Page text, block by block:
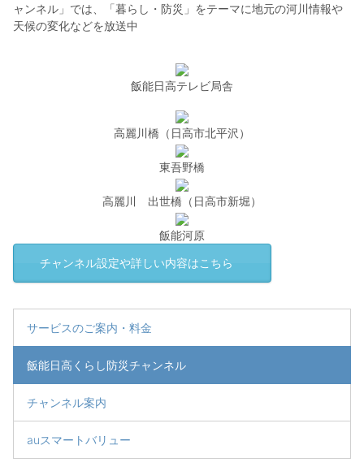
ャンネル」では、「暮らし・防災」をテーマに地元の河川情報や
天候の変化などを放送中
飯能日高テレビ局舎
高麗川橋（日高市北平沢）
東吾野橋
高麗川 出世橋（日高市新堀）
飯能河原
チャンネル設定や詳しい内容はこちら
サービスのご案内・料金
飯能日高くらし防災チャンネル
チャンネル案内
auスマートバリュー